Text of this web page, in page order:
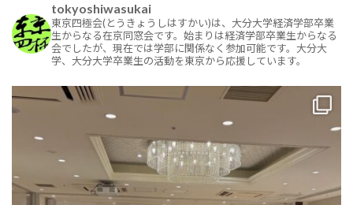
tokyoshiwasukai
東京四極会(とうきょうしはすかい)は、大分大学経済学部卒業
生からなる在京同窓会です。始まりは経済学部卒業生からなる
会でしたが、現在では学部に関係なく参加可能です。大分大
学、大分大学卒業生の活動を東京から応援しています。